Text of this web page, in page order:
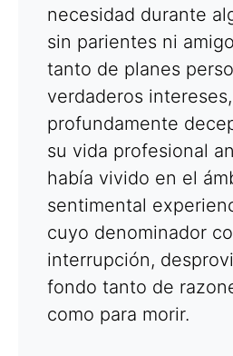
necesidad durante
sin parientes ni
tanto de planes
verdaderos intereses,
profundamente
su vida profesional
había vivido en el
sentimental
cuyo denominador
interrupción,
fondo tanto de
como para morir.